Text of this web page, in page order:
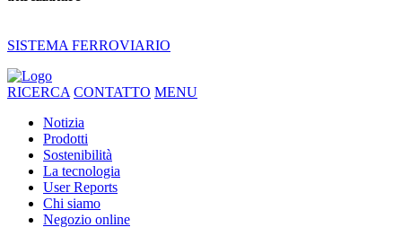
SISTEMA FERROVIARIO
RICERCA CONTATTO MENU
Notizia
Prodotti
Sostenibilità
La tecnologia
User Reports
Chi siamo
Negozio online